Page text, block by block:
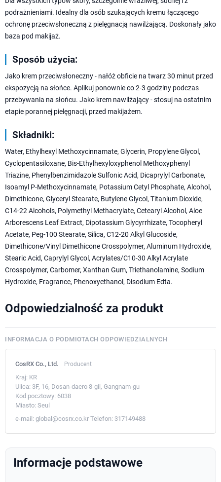
podrażnieniami. Idealny dla osób szukających kremu łączącego
ochronę przeciwsłoneczną z pielęgnacją nawilżającą. Doskonały jako
baza pod makijaż.
Sposób użycia:
Jako krem przeciwsłoneczny - nałóż obficie na twarz 30 minut przed
ekspozycją na słońce. Aplikuj ponownie co 2-3 godziny podczas
przebywania na słońcu. Jako krem nawilżający - stosuj na ostatnim
etapie porannej pielęgnacji, przed makijażem.
Składniki:
Water, Ethylhexyl Methoxycinnamate, Glycerin, Propylene Glycol,
Cyclopentasiloxane, Bis-Ethylhexyloxyphenol Methoxyphenyl
Triazine, Phenylbenzimidazole Sulfonic Acid, Dicaprylyl Carbonate,
Isoamyl P-Methoxycinnamate, Potassium Cetyl Phosphate, Alcohol,
Dimethicone, Glyceryl Stearate, Butylene Glycol, Titanium Dioxide,
C14-22 Alcohols, Polymethyl Methacrylate, Cetearyl Alcohol, Aloe
Arborescens Leaf Extract, Dipotassium Glycyrrhizate, Tocopheryl
Acetate, Peg-100 Stearate, Silica, C12-20 Alkyl Glucoside,
Dimethicone/Vinyl Dimethicone Crosspolymer, Aluminum Hydroxide,
Stearic Acid, Caprylyl Glycol, Acrylates/C10-30 Alkyl Acrylate
Crosspolymer, Carbomer, Xanthan Gum, Triethanolamine, Sodium
Hydroxide, Fragrance, Phenoxyethanol, Disodium Edta.
Odpowiedzialność za produkt
INFORMACJA O PODMIOTACH ODPOWIEDZIALNYCH
CosRX Co., Ltd. Producent
Kraj: KR
Ulica: 3F, 16, Dosan-daero 8-gil, Gangnam-gu
Kod pocztowy: 6038
Miasto: Seul
e-mail: global@cosrx.co.kr Telefon: 317149488
Informacje podstawowe